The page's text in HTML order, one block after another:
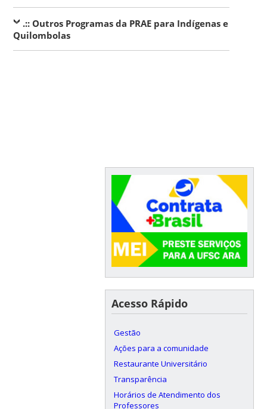
.:: Outros Programas da PRAE para Indígenas e
Quilombolas
Acesso Rápido
Gestão
Ações para a comunidade
Restaurante Universitário
Transparência
Horários de Atendimento dos
Professores